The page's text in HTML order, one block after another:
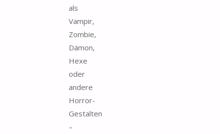
als
Vampir,
Zombie,
Dämon,
Hexe
oder
andere
Horror-
Gestalten
–